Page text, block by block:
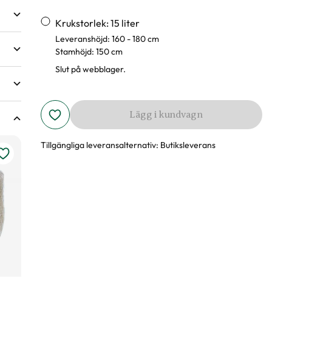
Krukstorlek: 15 liter
Leveranshöjd: 160 - 180 cm
Stamhöjd: 150 cm
Slut på webblager.
Lägg i kundvagn
Tillgängliga leveransalternativ: Butiksleverans